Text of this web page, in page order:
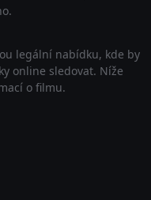
legální nabídku, kde by
online sledovat. Níže
o filmu.